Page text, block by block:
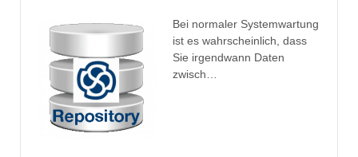
Bei normaler Systemwartung
ist es wahrscheinlich, dass
Sie irgendwann Daten
zwisch…